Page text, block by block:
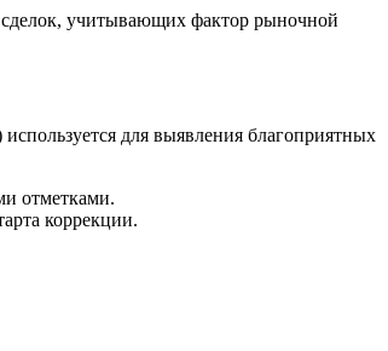
сделок, учитывающих фактор рыночной
для выявления благоприятных
отметками.
коррекции.